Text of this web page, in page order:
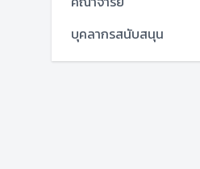
บุคลากรสนับสนุน